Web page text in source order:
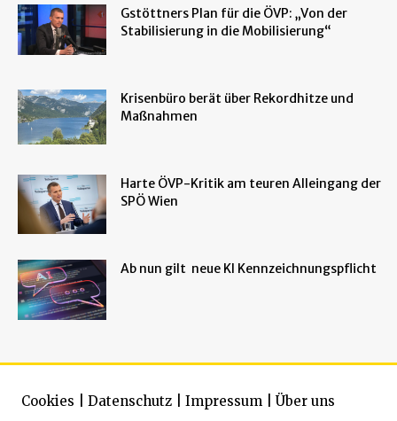
Gstöttners Plan für die ÖVP: „Von der
Stabilisierung in die Mobilisierung“
Krisenbüro berät über Rekordhitze und
Maßnahmen
Harte ÖVP-Kritik am teuren Alleingang der
SPÖ Wien
Ab nun gilt neue KI Kennzeichnungspflicht
Cookies Datenschutz Impressum Über uns